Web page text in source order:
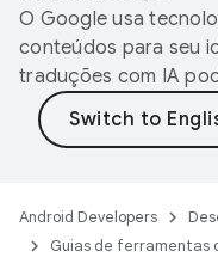
O Google usa
conteúdos para seu
traduções com IA
Android Developers
Guias de ferramentas